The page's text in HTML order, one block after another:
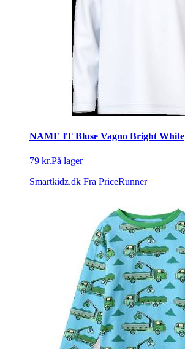
NAME IT Bluse Vagno Bright White
79 kr.På lager
Smartkidz.dk Fra PriceRunner